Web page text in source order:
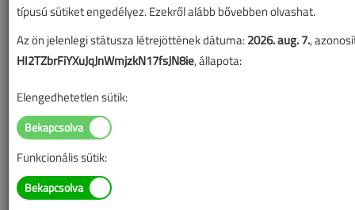
típusú sütiket engedélyez. Ezekről alább bővebben olvashat.
Az ön jelenlegi státusza létrejöttének dátuma:2026. aug. 7.,
HI2TZbrFiYXuJqJnWmjzkN17fsJN8ie, állapota:
Elengedhetetlen sütik:
Funkcionális sütik: